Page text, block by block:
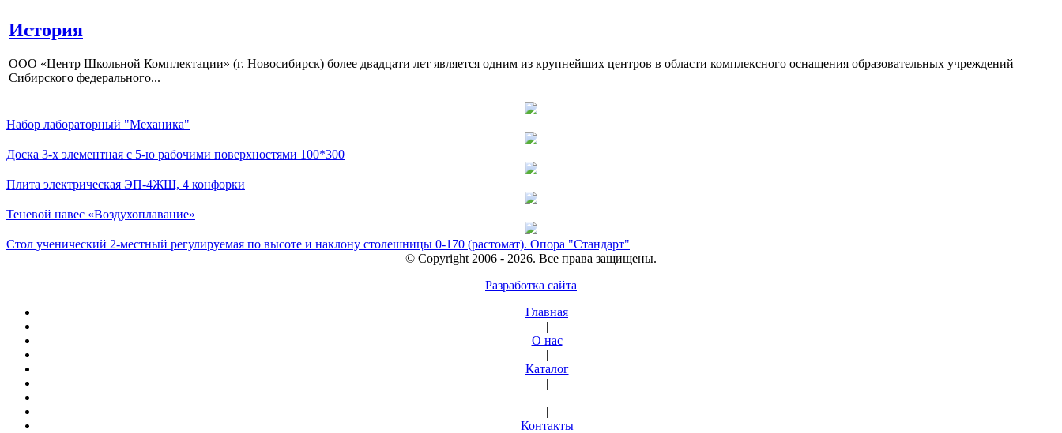
История
ООО «Центр Школьной Комплектации» (г. Новосибирск) более двадцати лет является одним из крупнейших центров в области комплексного оснащения образовательных учреждений
Сибирского федерального...
Набор лабораторный "Механика"
Доска 3-х элементная с 5-ю рабочими поверхностями 100*300
Плита электрическая ЭП-4ЖШ, 4 конфорки
Теневой навес «Воздухоплавание»
Стол ученический 2-местный регулируемая по высоте и наклону столешницы 0-170 (растомат). Опора "Стандарт"
© Copyright 2006 - 2026. Все права защищены.
Разработка сайта
Главная
|
О нас
|
Каталог
|
|
Контакты